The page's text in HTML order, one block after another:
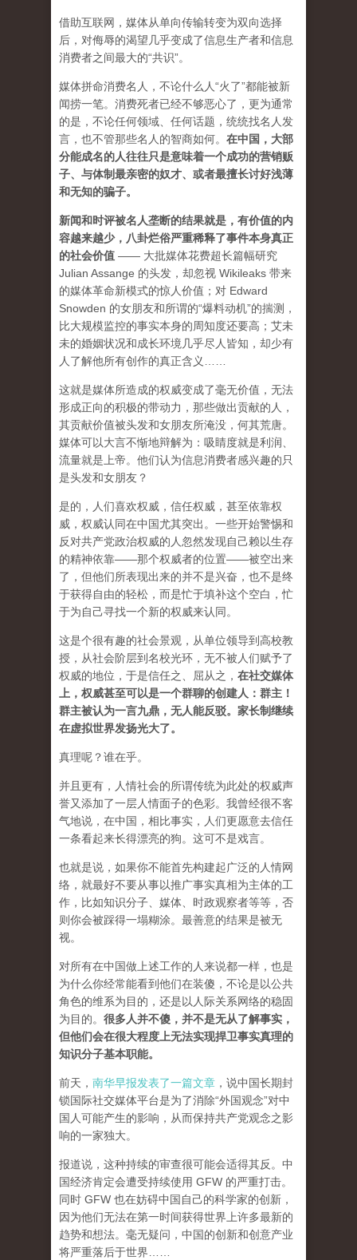
借助互联网，媒体从单向传输转变为双向选择
后，对侮辱的渴望几乎变成了信息生产者和信息
消费者之间最大的“共识”。
媒体拼命消费名人，不论什么人“火了”都能被新
闻捞一笔。消费死者已经不够恶心了，更为通常
的是，不论任何领域、任何话题，统统找名人发
言，也不管那些名人的智商如何。 在中国，大部
分能成名的人往往只是意味着一个成功的营销贩
子、与体制最亲密的奴才、或者最擅长讨好浅薄
和无知的骗子。
新闻和时评被名人垄断的结果就是，有价值的内
容越来越少，八卦烂俗严重稀释了事件本身真正
的社会价值 —— 大批媒体花费超长篇幅研究
Julian Assange 的头发，却忽视 Wikileaks 带来
的媒体革命新模式的惊人价值；对 Edward
Snowden 的女朋友和所谓的“爆料动机”的揣测，
比大规模监控的事实本身的周知度还要高；艾未
未的婚姻状况和成长环境几乎尽人皆知，却少有
人了解他所有创作的真正含义……
这就是媒体所造成的权威变成了毫无价值，无法
形成正向的积极的带动力，那些做出贡献的人，
其贡献价值被头发和女朋友所淹没，何其荒唐。
媒体可以大言不惭地辩解为：吸睛度就是利润、
流量就是上帝。他们认为信息消费者感兴趣的只
是头发和女朋友？
是的，人们喜欢权威，信任权威，甚至依靠权
威，权威认同在中国尤其突出。一些开始警惕和
反对共产党政治权威的人忽然发现自己赖以生存
的精神依靠——那个权威者的位置——被空出来
了，但他们所表现出来的并不是兴奋，也不是终
于获得自由的轻松，而是忙于填补这个空白，忙
于为自己寻找一个新的权威来认同。
这是个很有趣的社会景观，从单位领导到高校教
授，从社会阶层到名校光环，无不被人们赋予了
权威的地位，于是信任之、屈从之， 在社交媒体
上，权威甚至可以是一个群聊的创建人：群主！
群主被认为一言九鼎，无人能反驳。家长制继续
在虚拟世界发扬光大了。
真理呢？谁在乎。
并且更有，人情社会的所谓传统为此处的权威声
誉又添加了一层人情面子的色彩。我曾经很不客
气地说，在中国，相比事实，人们更愿意去信任
一条看起来长得漂亮的狗。这可不是戏言。
也就是说，如果你不能首先构建起广泛的人情网
络，就最好不要从事以推广事实真相为主体的工
作，比如知识分子、媒体、时政观察者等等，否
则你会被踩得一塌糊涂。最善意的结果是被无
视。
对所有在中国做上述工作的人来说都一样，也是
为什么你经常能看到他们在装傻，不论是以公共
角色的维系为目的，还是以人际关系网络的稳固
为目的。 很多人并不傻，并不是无从了解事实，
但他们会在很大程度上无法实现捍卫事实真理的
知识分子基本职能。
前天， 南华早报发表了一篇文章 ，说中国长期封
锁国际社交媒体平台是为了消除“外国观念”对中
国人可能产生的影响，从而保持共产党观念之影
响的一家独大。
报道说，这种持续的审查很可能会适得其反。中
国经济肯定会遭受持续使用 GFW 的严重打击。
同时 GFW 也在妨碍中国自己的科学家的创新，
因为他们无法在第一时间获得世界上许多最新的
趋势和想法。毫无疑问，中国的创新和创意产业
将严重落后于世界……